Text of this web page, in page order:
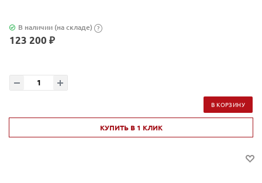
В наличии (на складе) ?
123 200 ₽
В КОРЗИНУ
КУПИТЬ В 1 КЛИК